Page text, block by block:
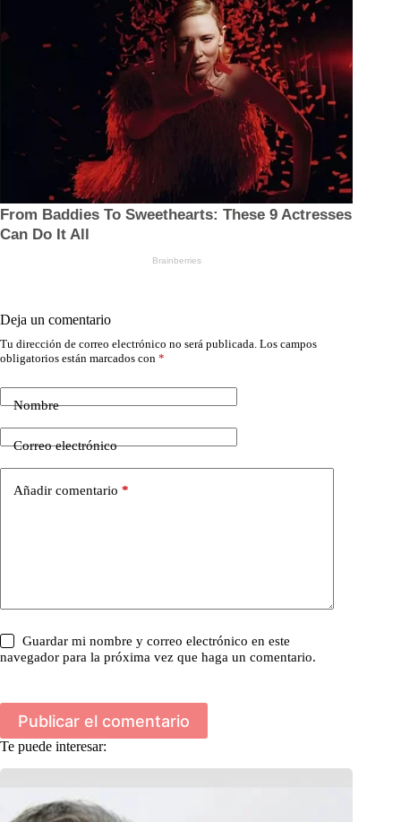
Deja un comentario
Tu dirección de correo electrónico no será publicada. Los campos
obligatorios están marcados con *
Nombre
Correo electrónico
Añadir comentario *
Guardar mi nombre y correo electrónico en este
navegador para la próxima vez que haga un comentario.
Publicar el comentario
Te puede interesar: